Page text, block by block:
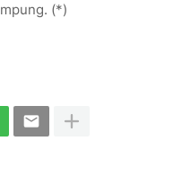
(*)